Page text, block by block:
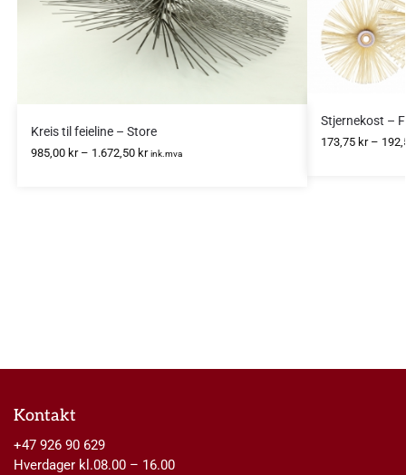
Kreis til feieline – Store
985,00 kr – 1.672,50 kr ink.mva
Stjernekost –
173,75 kr –
Kontakt
+47 926 90 629
Hverdager kl.08.00 – 16.00